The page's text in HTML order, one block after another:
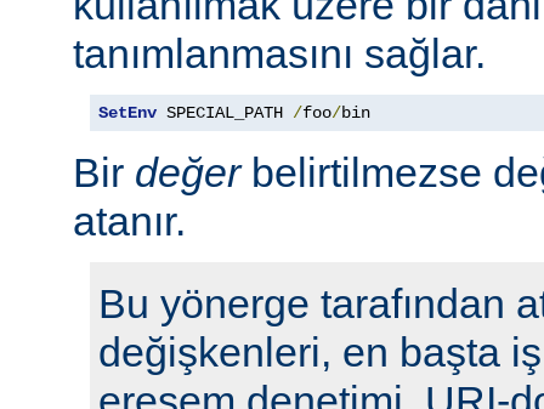
tanımlanmasını sağlar.
SetEnv SPECIAL_PATH /foo/bin
Bir değerbelirtilmezse
atanır.
Bu yönerge tarafından
değişkenleri, en başta